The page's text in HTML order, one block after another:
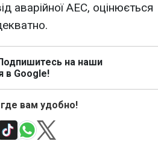
аварійної АЕС, оцінюється
на наши
в Google!
вам удобно!